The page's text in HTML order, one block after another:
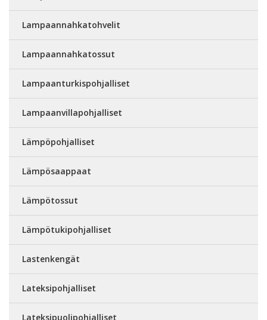
Lampaannahkatohvelit
Lampaannahkatossut
Lampaanturkispohjalliset
Lampaanvillapohjalliset
Lämpöpohjalliset
Lämpösaappaat
Lämpötossut
Lämpötukipohjalliset
Lastenkengät
Lateksipohjalliset
Lateksipuolipohjalliset